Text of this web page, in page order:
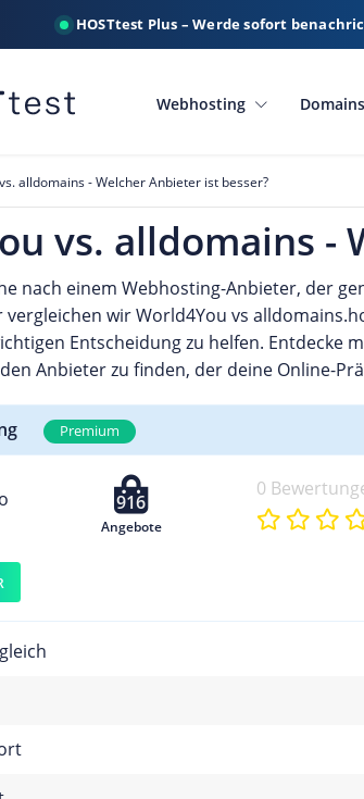
HOSTtest Plus – Werde sofort
Webhosting Domains
alldomains - Welcher Anbieter ist besser?
vs. alldomains -
nach einem Webhosting-Anbieter, der
vergleichen wir World4You vs
Entscheidung zu helfen. Entdecke
Anbieter zu finden, der deine Online-
Premium
916
Angebote
0